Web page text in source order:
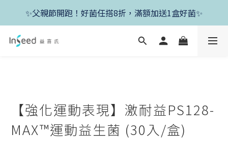
✨新朋友首單現折400+送1盒益生菌，滿額再享免運✨
✨父親節開跑！好菌任搭8折，滿額加送1盒好菌✨
✨新朋友首單現折400+送1盒益生菌，滿額再享免運✨
【強化運動表現】激耐益PS128-
MAX™運動益生菌 (30入/盒)